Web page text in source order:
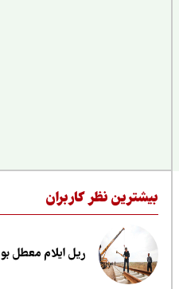
نظر کاربران
ریل ایلام معطل بودجه